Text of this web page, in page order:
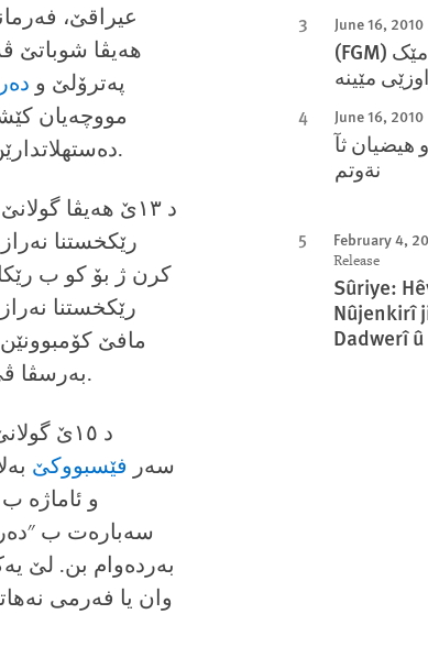
عیراقێ،
هه‌یڤا شوباتێ
په‌ترۆلێ و
مووچه‌یان
ده‌ستهلاتدارێن کوردستانێ ژی ب گرتن و ده‌ستگیرکرنێ به‌رسڤا وان دده‌ن.
د ۱۳ێ هه‌یڤا
کرن ژ بۆ کو ب
رێکخستنا
مافێ کۆمبوونێن
به‌رسڤا ڤێ داخوازێ نه‌دن، مۆله‌ت ب ئاوایه‌کی ئۆتۆماتیکی دهێته‌ دایین.
د ۱٥ێ
سه‌ر فێسبووکێ
و ئاماژه‌
سه‌باره‌ت ب
به‌رده‌وام بن. لێ
وان یا فه‌رمی
June 16, 2010
(FGM) چه‌ند پرسیارو وه‌ڵامێک
June 16, 2010
هيضيان ثآ
نةوتم
February 4,
Release
Sûriye:
Nûjenkirî
Dadwerî